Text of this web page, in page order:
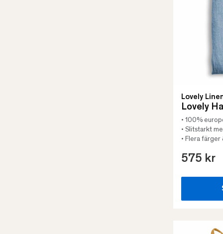
Lovely
Lovely
• 100%
• Slitstarkt
• Flera färger
575 kr